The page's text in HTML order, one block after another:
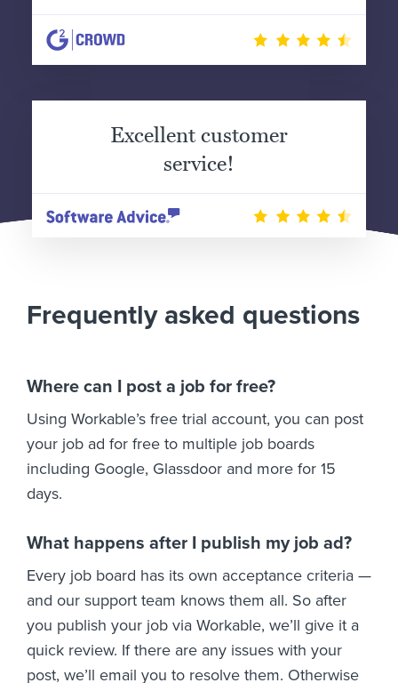
Excellent customer
service!
Frequently asked questions
Where can I post a job for free?
Using Workable’s free trial account, you can post
your job ad for free to multiple job boards
including Google, Glassdoor and more for 15
days.
What happens after I publish my job ad?
Every job board has its own acceptance criteria —
and our support team knows them all. So after
you publish your job via Workable, we’ll give it a
quick review. If there are any issues with your
post, we’ll email you to resolve them. Otherwise